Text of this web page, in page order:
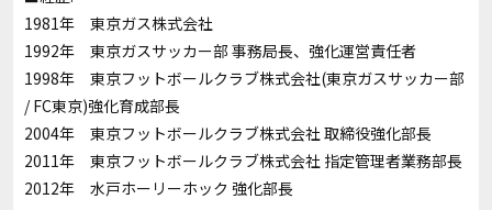
1981年 東京ガス株式会社
1992年 東京ガスサッカー部 事務局長、強化運営責任者
1998年 東京フットボールクラブ株式会社(東京ガスサッカー部
/ FC東京)強化育成部長
2004年 東京フットボールクラブ株式会社 取締役強化部長
2011年 東京フットボールクラブ株式会社 指定管理者業務部長
2012年 水戸ホーリーホック 強化部長